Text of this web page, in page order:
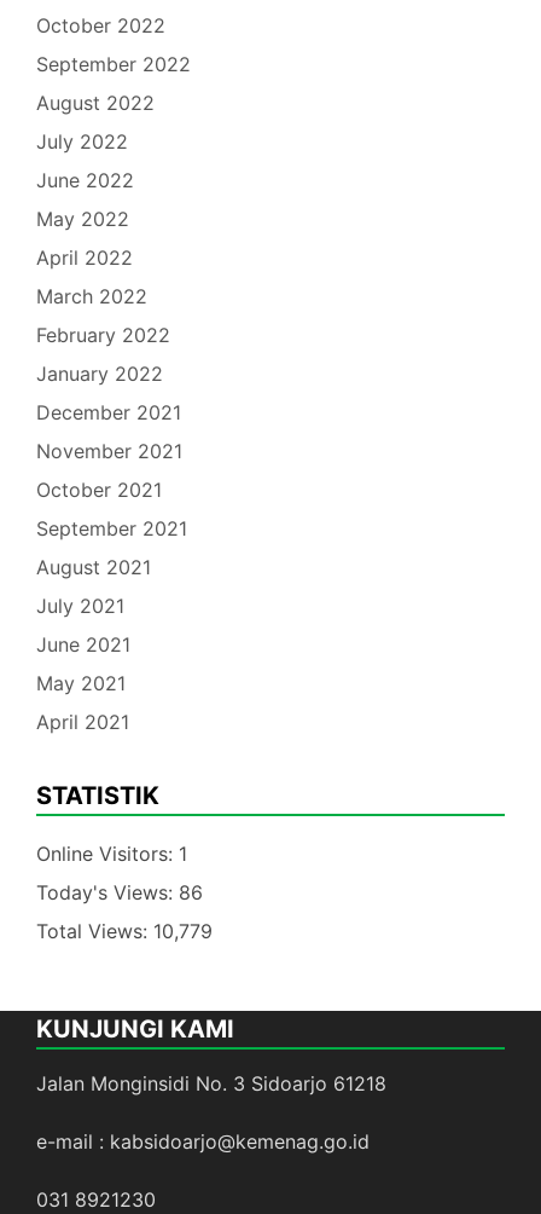
October 2022
September 2022
August 2022
July 2022
June 2022
May 2022
April 2022
March 2022
February 2022
January 2022
December 2021
November 2021
October 2021
September 2021
August 2021
July 2021
June 2021
May 2021
April 2021
STATISTIK
Online Visitors: 1
Today's Views: 86
Total Views: 10,779
KUNJUNGI KAMI
Jalan Monginsidi No. 3 Sidoarjo 61218
e-mail : kabsidoarjo@kemenag.go.id
031 8921230